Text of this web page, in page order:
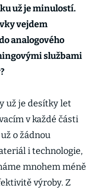
Nashvillu
už je minulostí.
vejdem
analogového
službami
už je desítky let
v každé části
o žádnou
i technologie,
mnohem méně
výroby. Z